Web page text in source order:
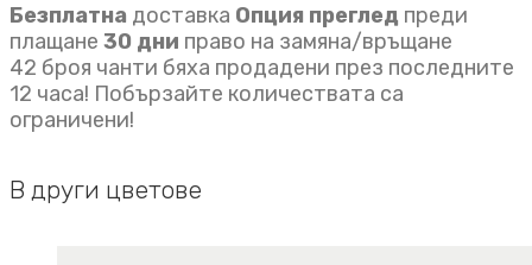
Безплатна доставка Опция преглед преди
плащане 30 дни право на замяна/връщане
42 броя чанти бяха продадени през последните
12 часа! Побързайте количествата са
ограничени!
В други цветове